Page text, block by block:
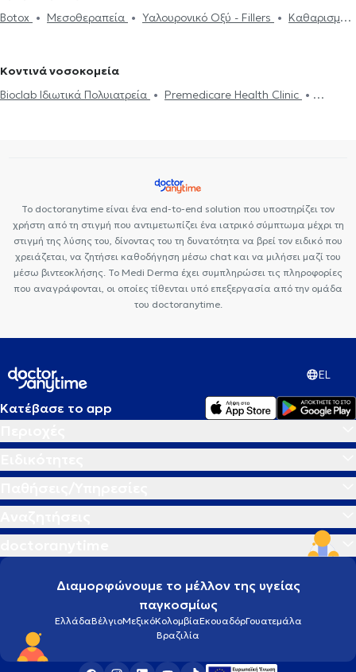
Παγκράτι
Πλαστικοί Χειρουργοί στο Σύνταγμα
Πλαστικοί
Πλαστικοί Χειρουργοί στο Παλαιό Φάληρο
Χειρουργοί στο Ελληνικό
γλουτών
Νήματα Προσώπου (Lifting) Μεσοθεραπεία
Σπίλοι
Botox
Μεσοθεραπεία Υαλουρονικό Οξύ - Fillers
Καθαρισμός
Πλαστική Στήθους
Κοντινά νοσοκομεία
Bioclab Ιδιωτικά Πολυιατρεία
Premedicare Health Clinic
Το doctoranytime είναι ένα end-to-end solution που υποστηρίζει τον
χρήστη από τη στιγμή που αντιμετωπίζει ένα ιατρικό σύμπτωμα μέχρι τη
στιγμή της λύσης του, δίνοντας του τη δυνατότητα να βρεί τον ειδικό που
χρειάζεται, να ζητήσει καθοδήγηση μέσω chat και να μιλήσει μαζί του
μέσω βιντεοκλήσης. Το Medi Derma έχει συμπληρώσει τις πληροφορίες
που αναγράφονται, οι οποίες τίθενται υπό επεξεργασία από την ομάδα
του doctoranytime.
EL
Κατέβασε το app
Διαμορφώνουμε το μέλλον της υγείας
παγκοσμίως
ΕλλάδαΒέλγιοΜεξικόΚολομβίαΕκουαδόρΓουατεμάλα
Βραζιλία